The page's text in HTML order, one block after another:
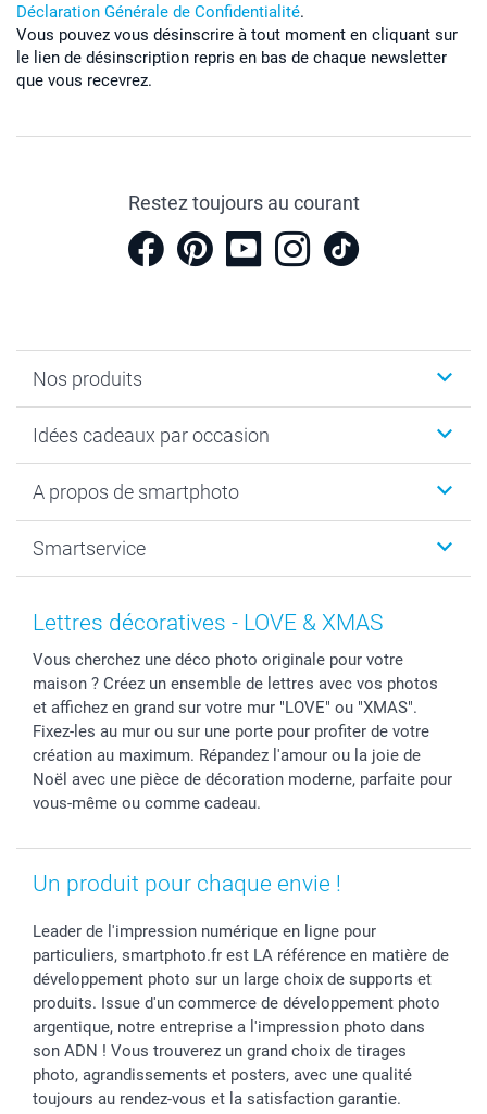
Déclaration Générale de Confidentialité.
Vous pouvez vous désinscrire à tout moment en cliquant sur
le lien de désinscription repris en bas de chaque newsletter
que vous recevrez.
Restez toujours au courant
Nos produits
Calendrier photo & Agenda photo
Tirage photo & agrandissement
Faire-part & Cartes
Coques smartphone
Cadres photo & accessoires déco
Dénicheur d'idées cadeau
Idées cadeaux par occasion
Anniversaire
Naissance & baptême
Fête des Mères
Communion
Baptême
Toussaint
Rentrée des classes
Saint-Valentin
Vacances
A propos de smartphoto
Plan du site
Droit de rétraction
Vie privée
Gestion des cookies
Tarifs
Partenariats & Influence
Investisseurs
Smartservice
Aide
smartfriends
Livraison
Modes de paiement
Grandes quantités
Statut de ma commande
Lettres décoratives - LOVE & XMAS
Vous cherchez une déco photo originale pour votre
maison ? Créez un ensemble de lettres avec vos photos
et affichez en grand sur votre mur "LOVE" ou "XMAS".
Fixez-les au mur ou sur une porte pour profiter de votre
création au maximum. Répandez l'amour ou la joie de
Noël avec une pièce de décoration moderne, parfaite pour
vous-même ou comme cadeau.
Un produit pour chaque envie !
Leader de l'impression numérique en ligne pour
particuliers, smartphoto.fr est LA référence en matière de
développement photo sur un large choix de supports et
produits. Issue d'un commerce de développement photo
argentique, notre entreprise a l'impression photo dans
son ADN ! Vous trouverez un grand choix de tirages
photo, agrandissements et posters, avec une qualité
toujours au rendez-vous et la satisfaction garantie.